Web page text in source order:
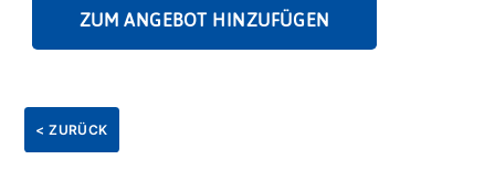
MengeZUM ANGEBOT HINZUFÜGEN
< ZURÜCK